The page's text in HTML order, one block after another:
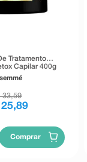
Tratamento
Capilar 400g
33,59
25,89
Comprar